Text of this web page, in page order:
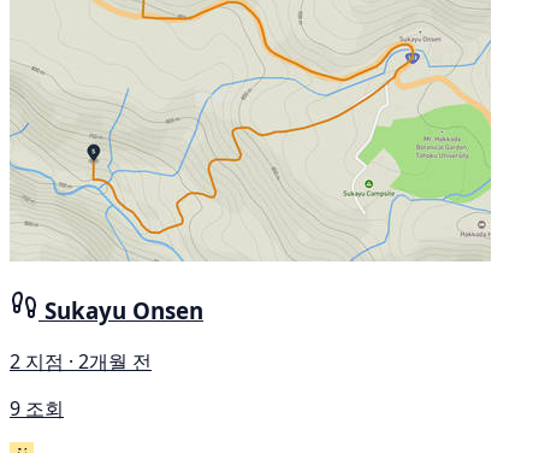
Sukayu Onsen
2 지점 · 2개월 전
9 조회